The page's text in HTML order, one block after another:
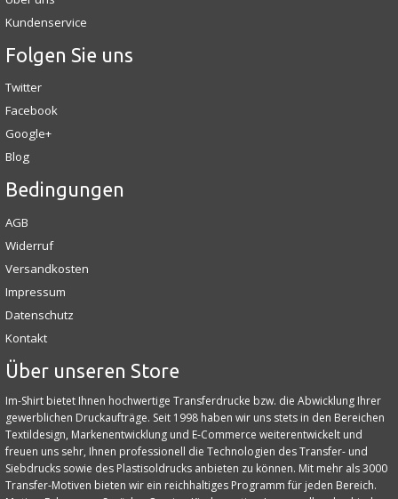
Kundenservice
Folgen Sie uns
Twitter
Facebook
Google+
Blog
Bedingungen
AGB
Widerruf
Versandkosten
Impressum
Datenschutz
Kontakt
Über unseren Store
Im-Shirt bietet Ihnen hochwertige Transferdrucke bzw. die Abwicklung Ihrer
gewerblichen Druckaufträge. Seit 1998 haben wir uns stets in den Bereichen
Textildesign, Markenentwicklung und E‑Commerce weiterentwickelt und
freuen uns sehr, Ihnen professionell die Technologien des Transfer- und
Siebdrucks sowie des Plastisoldrucks anbieten zu können. Mit mehr als 3000
Transfer-Motiven bieten wir ein reichhaltiges Programm für jeden Bereich.